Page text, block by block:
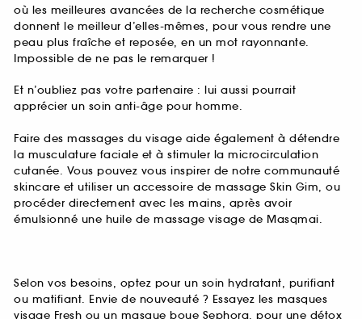
où les meilleures avancées de la recherche cosmétique
donnent le meilleur d’elles-mêmes, pour vous rendre une
peau plus fraîche et reposée, en un mot rayonnante.
Impossible de ne pas le remarquer !
Et n’oubliez pas votre partenaire : lui aussi pourrait
apprécier un soin anti-âge pour homme.
Faire des massages du visage aide également à détendre
la musculature faciale et à stimuler la microcirculation
cutanée. Vous pouvez vous inspirer de notre communauté
skincare et utiliser un accessoire de massage Skin Gim, ou
procéder directement avec les mains, après avoir
émulsionné une huile de massage visage de Masqmai.
Selon vos besoins, optez pour un soin hydratant, purifiant
ou matifiant. Envie de nouveauté ? Essayez les masques
visage Fresh ou un masque boue Sephora, pour une détox